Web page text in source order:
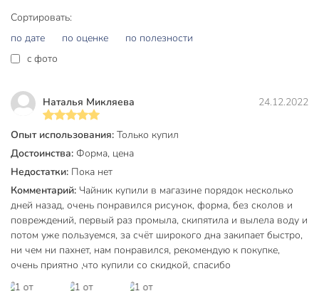
Можно ли использовать этот чайник на индукционной
Нет, данная модель не подходит для индукционных плит
— только для газовых, электрических и
стеклокерамических.
Чем выгоден эмалированный чайник для дачи?
Эмаль защищает от коррозии, легко моется, подходит для
хранения воды, а объём 3 л удобен для большой семьи
или компании.
Есть ли у чайника фильтр в носике и свисток?
Нет, у модели отсутствуют фильтр и свисток, что облегчает
уход и делает чайник тише при закипании.
Сортировать:
по дате
по оценке
по полезности
c фото
Наталья Микляева 24.12.2022
Опыт использования: Только купил
Достоинства: Форма, цена
Недостатки: Пока нет
Комментарий: Чайник купили в магазине порядок несколько
дней назад, очень понравился рисунок, форма, без сколов и
повреждений, первый раз промыла, скипятила и вылела воду и
потом уже пользуемся, за счёт широкого дна закипает быстро,
ни чем ни пахнет, нам понравился, рекомендую к покупке,
очень приятно ,что купили со скидкой, спасибо